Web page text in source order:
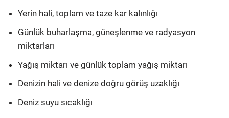
Yerin hali, toplam ve taze kar kalınlığı
Günlük buharlaşma, güneşlenme ve radyasyon
miktarları
Yağış miktarı ve günlük toplam yağış miktarı
Denizin hali ve denize doğru görüş uzaklığı
Deniz suyu sıcaklığı